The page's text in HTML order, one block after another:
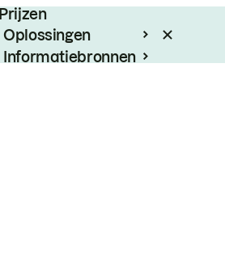
Prijzen
Oplossingen
Informatiebronnen